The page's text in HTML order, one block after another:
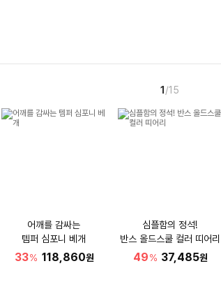
1 /15
어깨를 감싸는
템퍼 심포니 베개
33% 118,860원
심플함의 정석!
반스 올드스쿨 컬러 띠어리
49% 37,485원